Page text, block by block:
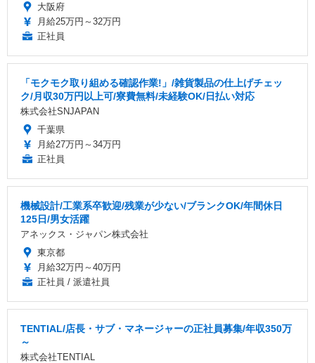
大阪府
月給25万円～32万円
正社員
「モクモク取り組める確認作業!」/雑貨製品の仕上げチェッ
ク/月収30万円以上可/寮費無料/未経験OK/日払い対応
株式会社SNJAPAN
千葉県
月給27万円～34万円
正社員
機械設計/工業系卒歓迎/残業が少ない/ブランクOK/年間休日
125日/男女活躍
アネックス・ジャパン株式会社
東京都
月給32万円～40万円
正社員 / 派遣社員
TENTIAL/店長・サブ・マネージャーの正社員募集/年収350万
～
株式会社TENTIAL